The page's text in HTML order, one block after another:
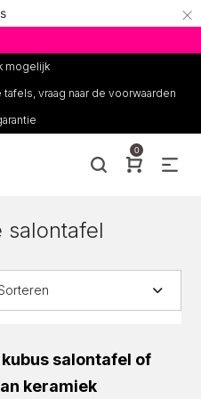
×
mogelijk
vraag naar de voorwaarden
0
salontafel